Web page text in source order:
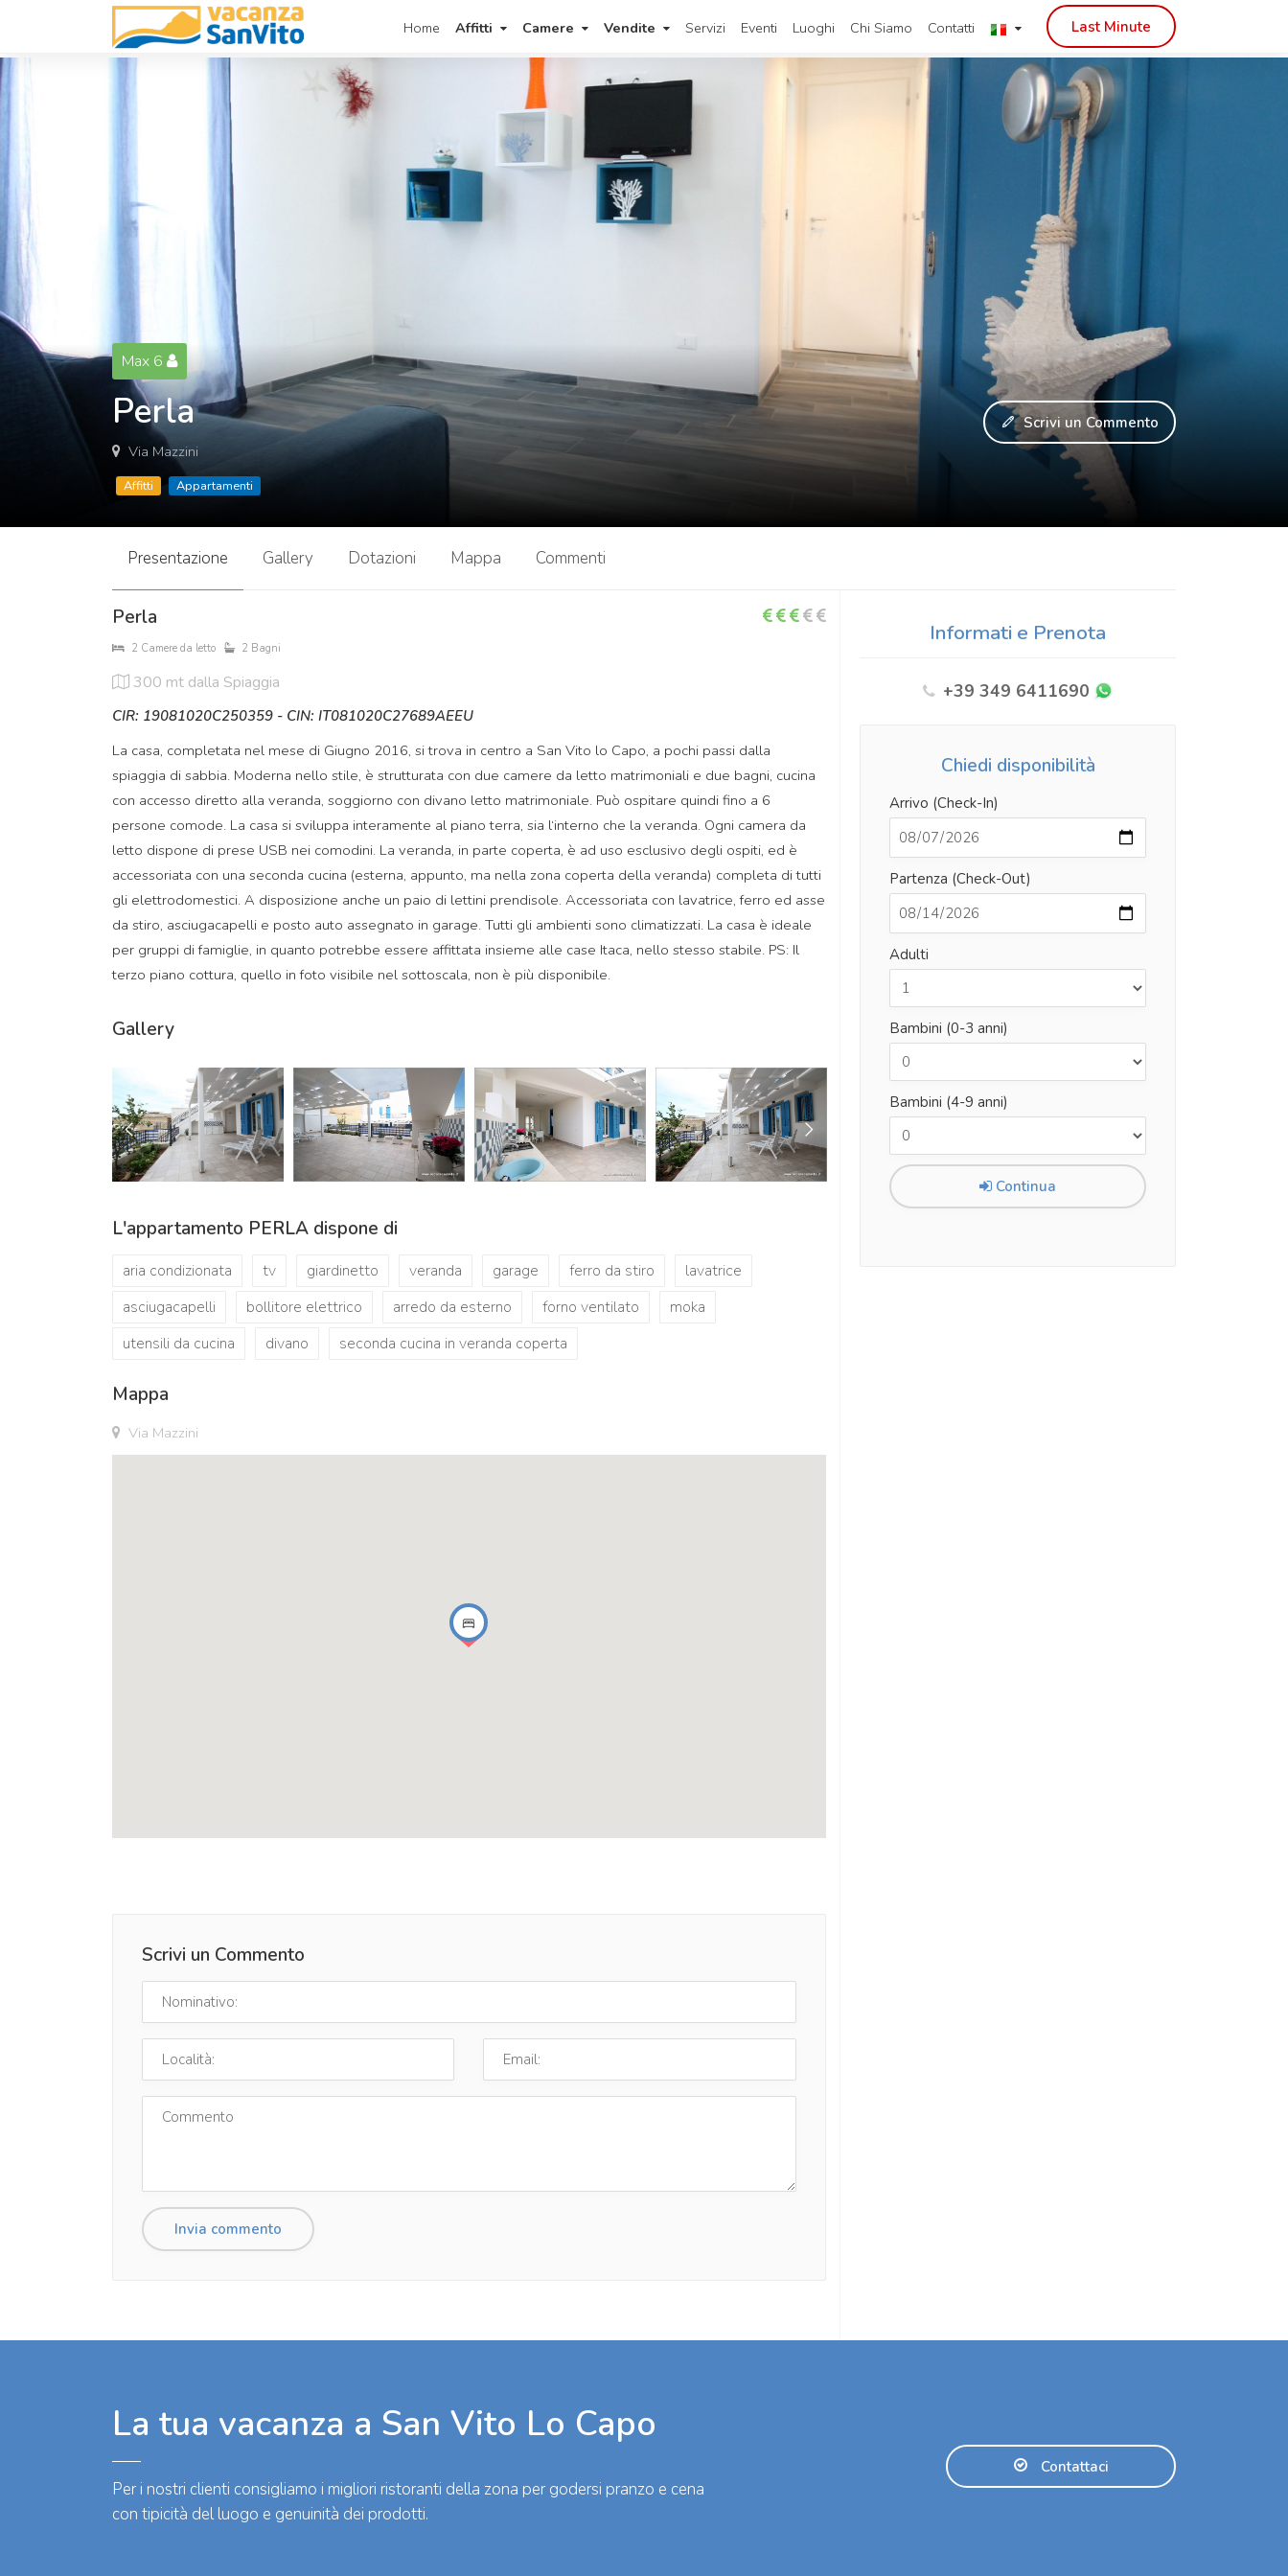
Home Affitti Camere Vendite Servizi Eventi Luoghi Chi Siamo Contatti Last Minute
Max 6
Perla
Via Mazzini
Affitti Appartamenti
Scrivi un Commento
Presentazione Gallery Dotazioni Mappa Commenti
Perla
2 Camere da letto 2 Bagni
300 mt dalla Spiaggia
CIR: 19081020C250359 - CIN: IT081020C27689AEEU
La casa, completata nel mese di Giugno 2016, si trova in centro a San Vito lo Capo, a pochi passi dalla
spiaggia di sabbia. Moderna nello stile, è strutturata con due camere da letto matrimoniali e due bagni, cucina
con accesso diretto alla veranda, soggiorno con divano letto matrimoniale. Può ospitare quindi fino a 6
persone comode. La casa si sviluppa interamente al piano terra, sia l‘interno che la veranda. Ogni camera da
letto dispone di prese USB nei comodini. La veranda, in parte coperta, è ad uso esclusivo degli ospiti, ed è
accessoriata con una seconda cucina (esterna, appunto, ma nella zona coperta della veranda) completa di tutti
gli elettrodomestici. A disposizione anche un paio di lettini prendisole. Accessoriata con lavatrice, ferro ed asse
da stiro, asciugacapelli e posto auto assegnato in garage. Tutti gli ambienti sono climatizzati. La casa è ideale
per gruppi di famiglie, in quanto potrebbe essere affittata insieme alle case Itaca, nello stesso stabile. PS: Il
terzo piano cottura, quello in foto visibile nel sottoscala, non è più disponibile.
Gallery
L'appartamento PERLA dispone di
aria condizionata tv giardinetto veranda garage ferro da stiro
lavatrice
asciugacapelli
bollitore elettrico arredo da esterno forno ventilato
moka
utensili da cucina
divano seconda cucina in veranda coperta
Mappa
Via Mazzini
Scrivi un Commento
Informati e Prenota
+39 349 6411690
Chiedi disponibilità
Arrivo (Check-In)
Partenza (Check-Out)
Adulti
Bambini (0-3 anni)
Bambini (4-9 anni)
Continua
La tua vacanza a San Vito Lo Capo
Per i nostri clienti consigliamo i migliori ristoranti della zona per godersi pranzo e cena
con tipicità del luogo e genuinità dei prodotti.
Contattaci